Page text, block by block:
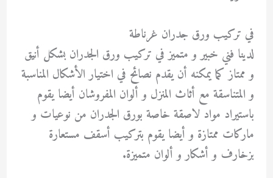
في تركيب ورق جدران غرناطة
لدينا فني خبير و متميز في تركيب ورق الجدران بشكل أنيق
و ممتاز كما يمكنه أن يقدم نصائح في اختيار الأشكال المناسبة
و المتناسقة مع أثاث المنزل و ألوان المفروشان أيضا يقوم
باستيراد مواد لاصقة خاصة بورق الجدران من نوعيات و
ماركات ممتازة و أيضا يقوم بتركيب أسقف مستعارة
بزخارف و أشكار و ألوان متميزة.